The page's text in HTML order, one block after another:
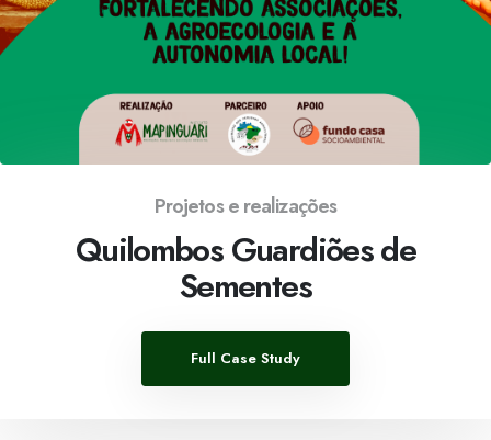
Projetos e realizações
Quilombos Guardiões de
Sementes
Full Case Study